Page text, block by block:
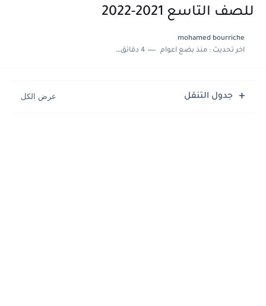
حل أسئلة الكيمياء بكالوريا علمي دورة 2026للصف التاسع 2021-2022
mohamed bourriche
اخر تحديث :منذ بضع اعوام 4 دقائق للقراءة
جدول التنقل